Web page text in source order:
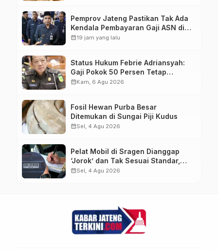
Pemprov Jateng Pastikan Tak Ada
Kendala Pembayaran Gaji ASN di
Tengah Pemangkasan Transfer ke
calendar_month19 jam yang lalu
Status Hukum Febrie Adriansyah:
Gaji Pokok 50 Persen Tetap
Mengalir, Tunjangan Disetop
calendar_monthKam, 6 Agu 2026
Fosil Hewan Purba Besar
Ditemukan di Sungai Piji Kudus
calendar_monthSel, 4 Agu 2026
Pelat Mobil di Sragen Dianggap
‘Jorok’ dan Tak Sesuai Standar,
Pengemudi Kena Tilang
calendar_monthSel, 4 Agu 2026